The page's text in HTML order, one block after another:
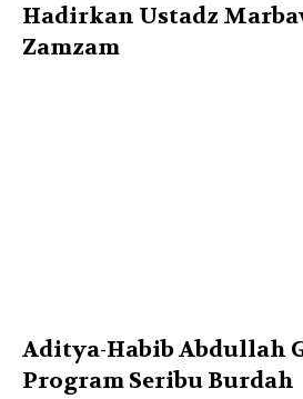
Hadirkan Ustadz
Zamzam
Aditya-Habib Abdullah
Program Seribu Burdah